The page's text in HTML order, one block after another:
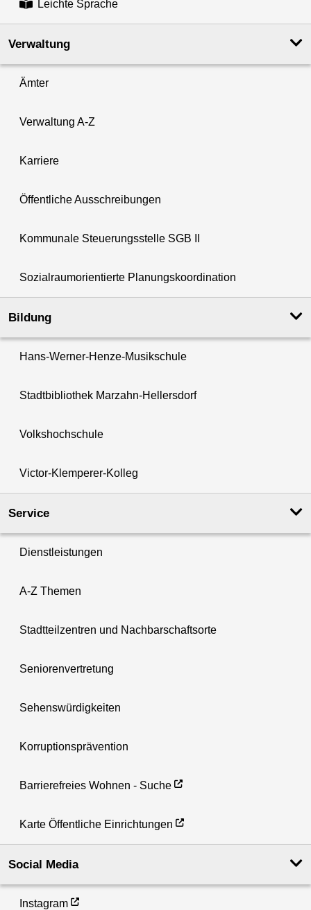
Leichte Sprache
Verwaltung
Ämter
Verwaltung A-Z
Karriere
Öffentliche Ausschreibungen
Kommunale Steuerungsstelle SGB II
Sozialraumorientierte Planungskoordination
Bildung
Hans-Werner-Henze-Musikschule
Stadtbibliothek Marzahn-Hellersdorf
Volkshochschule
Victor-Klemperer-Kolleg
Service
Dienstleistungen
A-Z Themen
Stadtteilzentren und Nachbarschaftsorte
Seniorenvertretung
Sehenswürdigkeiten
Korruptionsprävention
Barrierefreies Wohnen - Suche
Karte Öffentliche Einrichtungen
Social Media
Instagram